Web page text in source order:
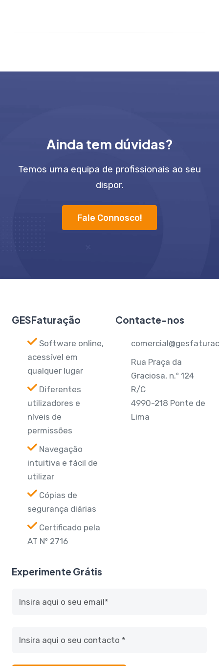
Ainda tem dúvidas?
Temos uma equipa de profissionais ao seu
dispor.
Fale Connosco!
GESFaturação
Software online,
acessível em
qualquer lugar
Diferentes
utilizadores e
níveis de
permissões
Navegação
intuitiva e fácil de
utilizar
Cópias de
segurança diárias
Certificado pela
AT Nº 2716
Contacte-nos
Rua Praça da
Graciosa, n.º 124
R/C
4990-218 Ponte de
Lima
Experimente Grátis